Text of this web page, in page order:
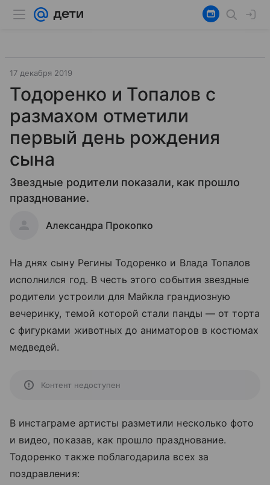
17 декабря 2019
Тодоренко и Топалов с
размахом отметили
первый день рождения
сына
Звездные родители показали, как прошло
празднование.
Александра Прокопко
На днях сыну Регины Тодоренко и Влада Топалов
исполнился год. В честь этого события звездные
родители устроили для Майкла грандиозную
вечеринку, темой которой стали панды — от торта
с фигурками животных до аниматоров в костюмах
медведей.
Контент недоступен
В инстаграме артисты разметили несколько фото
и видео, показав, как прошло празднование.
Тодоренко также поблагодарила всех за
поздравления: